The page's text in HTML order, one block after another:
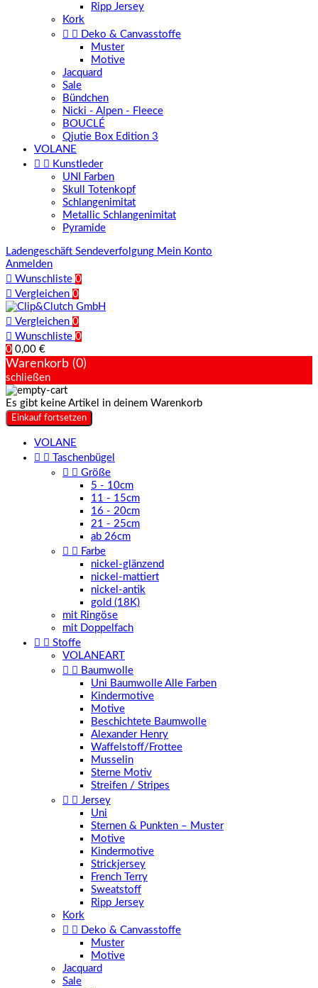
Ripp Jersey
Kork
  Deko & Canvasstoffe
Muster
Motive
Jacquard
Sale
Bündchen
Nicki - Alpen - Fleece
BOUCLÉ
Qjutie Box Edition 3
VOLANE
  Kunstleder
UNI Farben
Skull Totenkopf
Schlangenimitat
Metallic Schlangenimitat
Pyramide
Ladengeschäft Sendeverfolgung Mein Konto
Anmelden
 Wunschliste 0
 Vergleichen 0
 Vergleichen 0
 Wunschliste 0
0 0,00 €
Warenkorb (0)
schließen
Es gibt keine Artikel in deinem Warenkorb
Einkauf fortsetzen
VOLANE
 
Taschenbügel
  Größe
5 - 10cm
11 - 15cm
16 - 20cm
21 - 25cm
ab 26cm
  Farbe
nickel-glänzend
nickel-mattiert
nickel-antik
gold (18K)
mit Ringöse
mit Doppelfach
  Stoffe
VOLANEART
  Baumwolle
Uni Baumwolle Alle Farben
Kindermotive
Motive
Beschichtete Baumwolle
Alexander Henry
Waffelstoff/Frottee
Musselin
Sterne Motiv
Streifen / Stripes
  Jersey
Uni
Sternen & Punkten – Muster
Motive
Kindermotive
Strickjersey
French Terry
Sweatstoff
Ripp Jersey
Kork
  Deko & Canvasstoffe
Muster
Motive
Jacquard
Sale